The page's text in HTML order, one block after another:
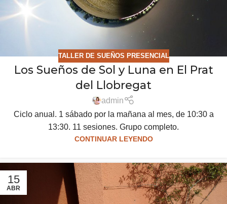
TALLER DE SUEÑOS PRESENCIAL
Los Sueños de Sol y Luna en El Prat
del Llobregat
admin
Ciclo anual. 1 sábado por la mañana al mes, de 10:30 a
13:30. 11 sesiones. Grupo completo.
CONTINUAR LEYENDO
15
ABR